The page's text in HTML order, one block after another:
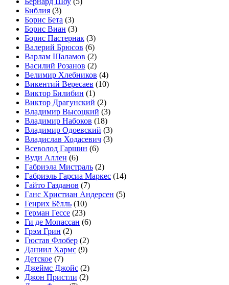
Библия (3)
Борис Бета (3)
Борис Виан (3)
Борис Пастернак (3)
Валерий Брюсов (6)
Варлам Шаламов (2)
Василий Розанов (2)
Велимир Хлебников (4)
Викентий Вересаев (10)
Виктор Билибин (1)
Виктор Драгунский (2)
Владимир Высоцкий (3)
Владимир Набоков (18)
Владимир Одоевский (3)
Владислав Ходасевич (3)
Всеволод Гаршин (6)
Вуди Аллен (6)
Габриэла Мистраль (2)
Габриэль Гарсиа Маркес (14)
Гайто Газданов (7)
Ганс Христиан Андерсен (5)
Генрих Бёлль (10)
Герман Гессе (23)
Ги де Мопассан (6)
Грэм Грин (2)
Гюстав Флобер (2)
Даниил Хармс (9)
Детское (7)
Джеймс Джойс (2)
Джон Пристли (2)